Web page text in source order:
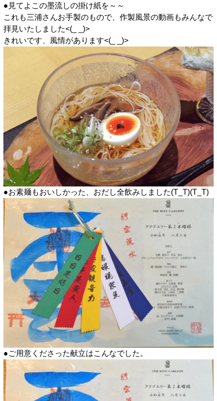
●見てよこの墨流しの掛け紙を～～
これも三浦さんお手製のもので、作製風景の動画もみんなで
拝見いたしました<(_ _)>
きれいです、風情があります<(_ _)>
●お素麺もおいしかった、おだし全飲みしました(T_T)(T_T)
●ご用意くださった献立はこんなでした。